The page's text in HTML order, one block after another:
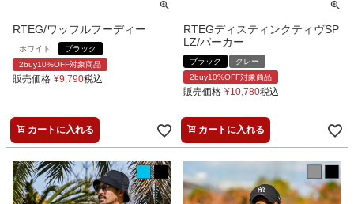
RTEG/ワッフルフーディー
ホワイト
ブラック
2buy10%OFF対象商品
販売価格 ¥9,790税込
カートに入れる
RTEGディスティンクティヴSP
LZ/パーカー
ブラック
グレー
2buy10%OFF対象商品
販売価格 ¥10,780税込
カートに入れる